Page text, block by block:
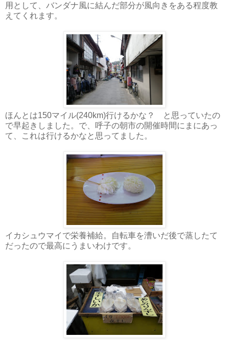
用として、バンダナ風に結んだ部分が風向きをある程度教
えてくれます。
ほんとは150マイル(240km)行けるかな？ と思っていたの
で早起きしました。で、呼子の朝市の開催時間にまにあっ
て、これは行けるかなと思ってました。
イカシュウマイで栄養補給。自転車を漕いだ後で蒸したて
だったので最高にうまいわけです。